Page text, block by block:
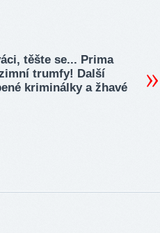
těšte se... Prima
trumfy! Další
kriminálky a žhavé